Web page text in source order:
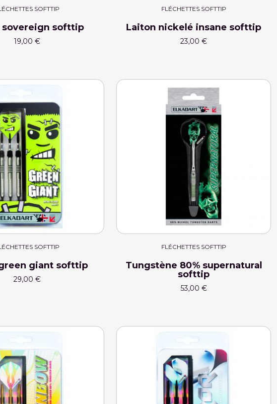
SOFTTIP
sovereign softtip
19,00 €
FLÉCHETTES SOFTTIP
Laiton nickelé insane softtip
23,00 €
SOFTTIP
giant softtip
29,00 €
FLÉCHETTES SOFTTIP
Tungstène 80% supernatural
softtip
53,00 €